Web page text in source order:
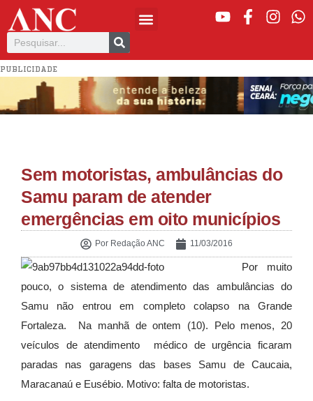
PUBLICIDADE
Sem motoristas, ambulâncias do
Samu param de atender
emergências em oito municípios
Por Redação ANC 11/03/2016
Por muito
pouco, o sistema de atendimento das ambulâncias do
Samu não entrou em completo colapso na Grande
Fortaleza. Na manhã de ontem (10). Pelo menos, 20
veículos de atendimento médico de urgência ficaram
paradas nas garagens das bases Samu de Caucaia,
Maracanaú e Eusébio. Motivo: falta de motoristas.